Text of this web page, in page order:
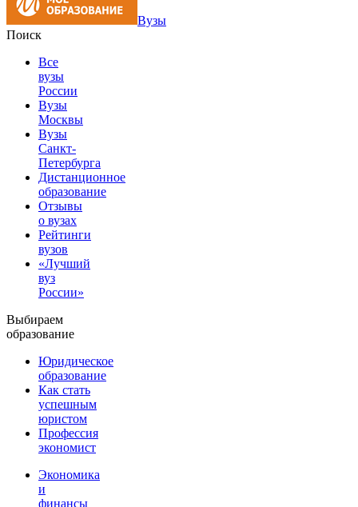
Вузы
Поиск
Все
вузы
России
Вузы
Москвы
Вузы
Санкт-
Петербурга
Дистанционное
образование
Отзывы
о вузах
Рейтинги
вузов
«Лучший
вуз
России»
Выбираем
образование
Юридическое
образование
Как стать
успешным
юристом
Профессия
экономист
Экономика
и
финансы